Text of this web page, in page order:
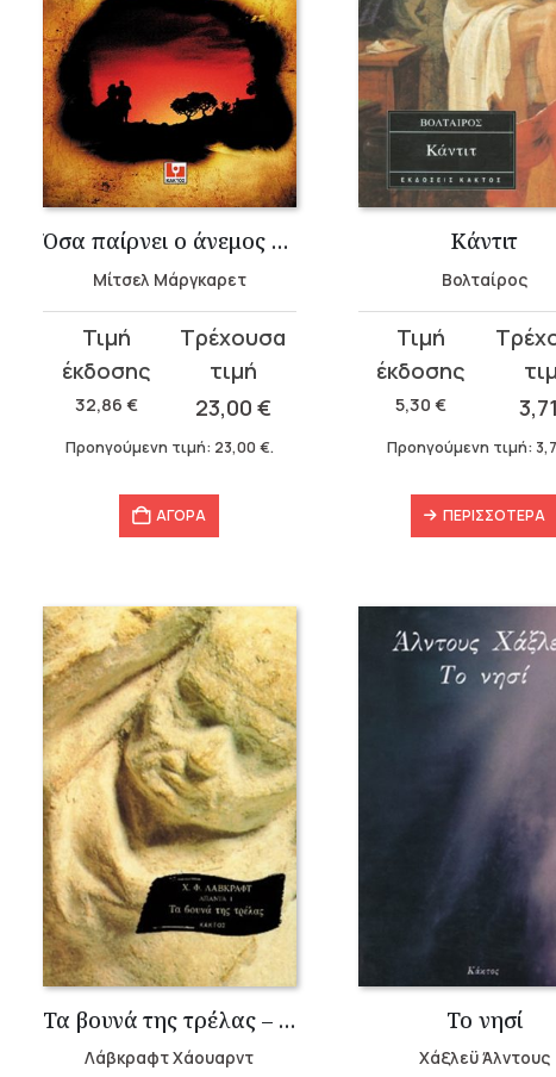
Όσα παίρνει ο άνεμος (τόμοι Α΄+Β΄)
Μίτσελ Μάργκαρετ
32,86 €
Original
price
was:
32,86 €.
23,00 €
τρέχουσα
τιμή
είναι:
Προηγούμενη τιμή: 23,00 €.
ΑΓΟΡΑ
Κάντιτ
Βολταίρος
5,30€
Original
price
was:
5,30 €.
3,71
τρέχουσα
τιμή
είναι:Προηγούμενη τιμή:
ΠΕΡΙΣΣΌΤΕΡΑ
Τα βουνά της τρέλας – Λάβκραφτ Χάουαρντ
Λάβκραφτ Χάουαρντ
Το νησί
Χάξλεϋ Άλντους